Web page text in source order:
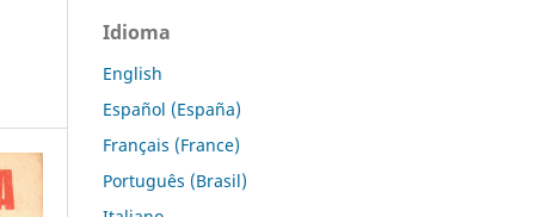
Idioma
English
Español (España)
Français (France)
Português (Brasil)